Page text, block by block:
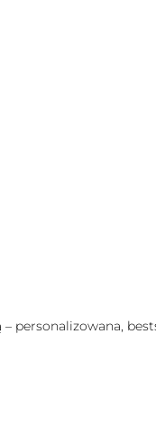
personalizowana,